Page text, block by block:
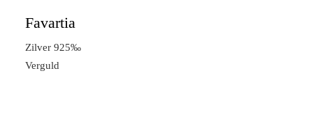
Favartia
Zilver 925‰
Verguld